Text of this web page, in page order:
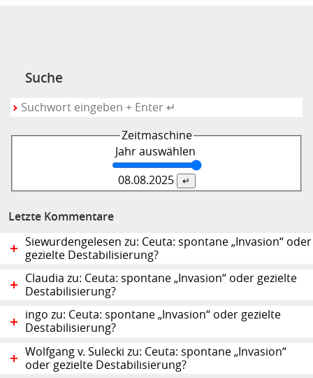
Suche
Zeitmaschine
Jahr auswählen
08.08.2025
Letzte Kommentare
Siewurdengelesen zu: Ceuta: spontane „Invasion“ oder
gezielte Destabilisierung?
Claudia zu: Ceuta: spontane „Invasion“ oder gezielte
Destabilisierung?
ingo zu: Ceuta: spontane „Invasion“ oder gezielte
Destabilisierung?
Wolfgang v. Sulecki zu: Ceuta: spontane „Invasion“
oder gezielte Destabilisierung?